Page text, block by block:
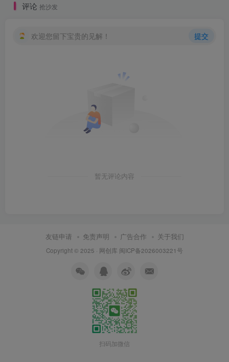
评论 抢沙发
欢迎您留下宝贵的见解！ 提交
暂无评论内容
友链申请 免责声明 广告合作 关于我们
Copyright © 2025 · 网创库 闽ICP备2026003221号
扫码加微信